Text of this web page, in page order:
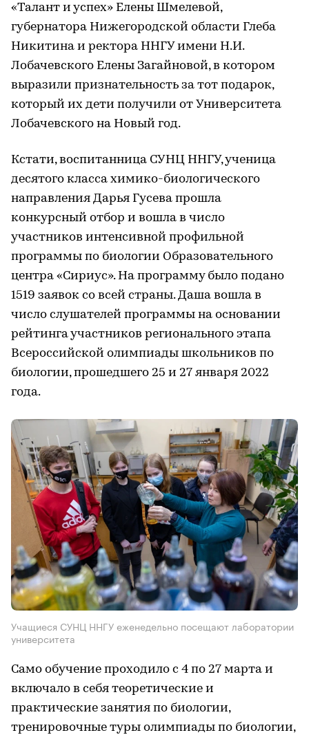
«Талант и успех» Елены Шмелевой,
губернатора Нижегородской области Глеба
Никитина и ректора ННГУ имени Н.И.
Лобачевского Елены Загайновой, в котором
выразили признательность за тот подарок,
который их дети получили от Университета
Лобачевского на Новый год.
Кстати, воспитанница СУНЦ ННГУ, ученица
десятого класса химико-биологического
направления Дарья Гусева прошла
конкурсный отбор и вошла в число
участников интенсивной профильной
программы по биологии Образовательного
центра «Сириус». На программу было подано
1519 заявок со всей страны. Даша вошла в
число слушателей программы на основании
рейтинга участников регионального этапа
Всероссийской олимпиады школьников по
биологии, прошедшего 25 и 27 января 2022
года.
Учащиеся СУНЦ ННГУ еженедельно посещают лаборатории
университета
Само обучение проходило с 4 по 27 марта и
включало в себя теоретические и
практические занятия по биологии,
тренировочные туры олимпиады по биологии,